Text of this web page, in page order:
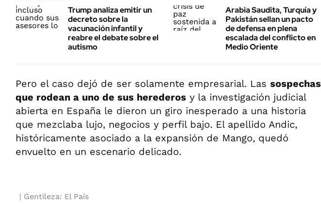
Trump analiza emitir un
decreto sobre la
vacunación infantil y
reabre el debate sobre el
autismo
Arabia Saudita, Turquía y
Pakistán sellan un pacto
de defensa en plena
escalada del conflicto en
Medio Oriente
Pero el caso dejó de ser solamente empresarial. Las sospechas
que rodean a uno de sus herederos y la investigación judicial
abierta en España le dieron un giro inesperado a una historia
que mezclaba lujo, negocios y perfil bajo. El apellido Andic,
históricamente asociado a la expansión de Mango, quedó
envuelto en un escenario delicado.
Gentileza: El País